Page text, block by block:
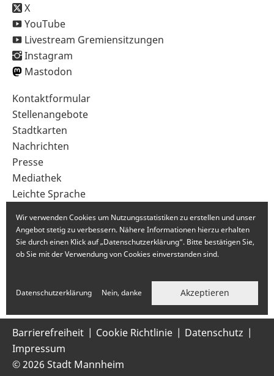
X
YouTube
Livestream Gremiensitzungen
Instagram
Mastodon
Sekundärnavigation
im
Fußbereich
Kontaktformular
Stellenangebote
Stadtkarten
Nachrichten
Presse
Mediathek
Leichte Sprache
Barrierefreiheit Cookie Richtlinie
Datenschutz
Impressum
© 2026 Stadt Mannheim
Wir verwenden Cookies um Nutzungsstatistiken zu erstellen und unser
Angebot stetig zu verbessern. Nähere Informationen hierzu erhalten
Sie durch einen Klick auf „Datenschutzerklärung“. Bitte bestätigen Sie,
ob Sie mit der Verwendung von Cookies einverstanden sind.
Datenschutzerklärung Nein, danke Akzeptieren